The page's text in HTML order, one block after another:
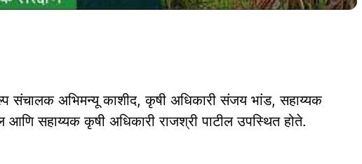
संचालक अभिमन्यू काशीद, कृषी अधिकारी संजय भांड, सहाय्यक
आणि सहाय्यक कृषी अधिकारी राजश्री पाटील उपस्थित होते.